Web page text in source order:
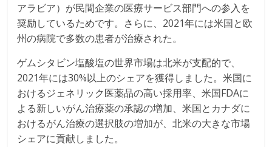
アラビア）が民間企業の医療サービス部門への参入を
奨励しているためです。さらに、2021年には米国と欧
州の病院で多数の患者が治療された。
ゲムシタビン塩酸塩の世界市場は北米が支配的で、
2021年には30%以上のシェアを獲得しました。米国に
おけるジェネリック医薬品の高い採用率、米国FDAに
よる新しいがん治療薬の承認の増加、米国とカナダに
おけるがん治療の選択肢の増加が、北米の大きな市場
シェアに貢献しました。